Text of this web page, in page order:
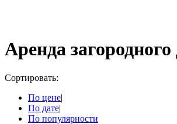
Аренда
Сортировать:
По цене|
По дате|
По популярности